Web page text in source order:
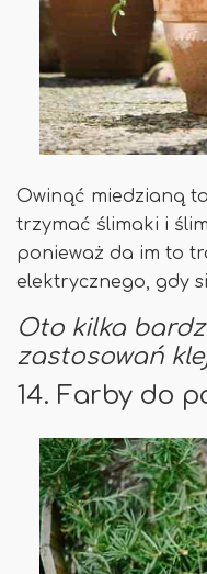
Owinąć miedzianą
trzymać ślimaki i
ponieważ da im to
elektrycznego, gdy
Oto kilka
zastosowań
14. Farby do